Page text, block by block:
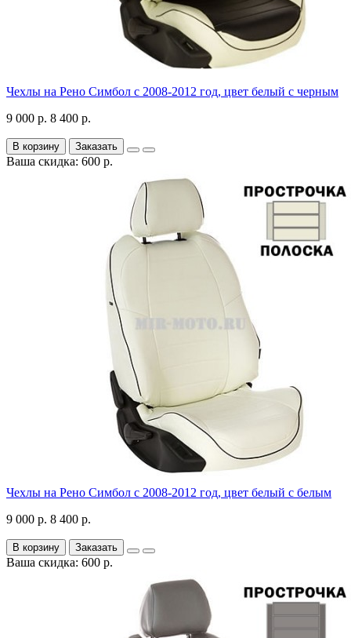
Чехлы на Рено Симбол с 2008-2012 год, цвет белый с черным
9 000 р. 8 400 р.
В корзину Заказать
Ваша скидка: 600 р.
Чехлы на Рено Симбол с 2008-2012 год, цвет белый с белым
9 000 р. 8 400 р.
В корзину Заказать
Ваша скидка: 600 р.